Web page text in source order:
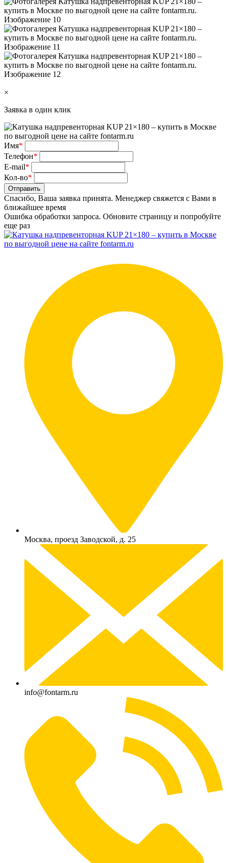
×
Заявка в один клик
Имя*
Телефон*
E-mail*
Кол-во*
Отправить
Спасибо, Ваша заявка принята. Менеджер свяжется с Вами в
ближайшее время
Ошибка обработки запроса. Обновите страницу и попробуйте
еще раз
Москва, проезд Заводской, д. 25
info@fontarm.ru